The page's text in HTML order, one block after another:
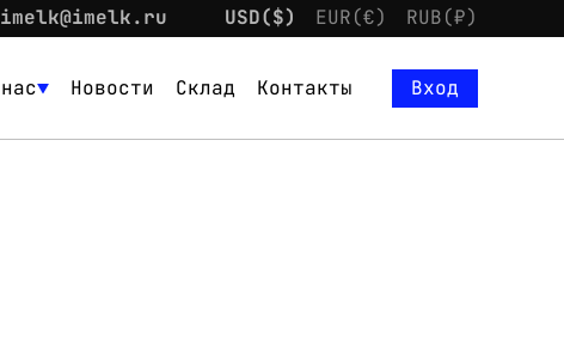
imelk@imelk.ru USD($) EUR(€) RUB(₽)
Новости Склад Контакты
Вход